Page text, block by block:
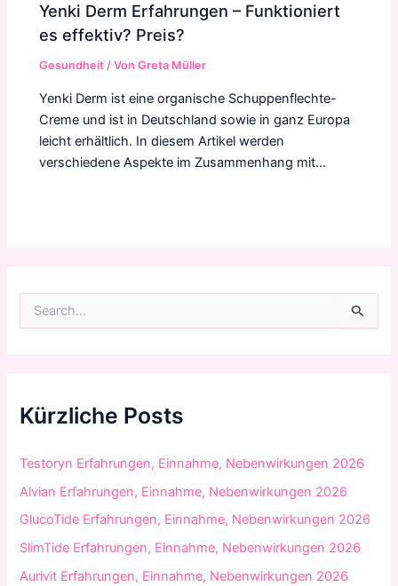
Yenki Derm Erfahrungen – Funktioniert
es effektiv? Preis?
Gesundheit / VonGreta Müller
Yenki Derm ist eine organische Schuppenflechte-
Creme und ist in Deutschland sowie in ganz Europa
leicht erhältlich. In diesem Artikel werden
verschiedene Aspekte im Zusammenhang mit…
n
a
h
Kürzliche Posts
Testoryn Erfahrungen, Einnahme, Nebenwirkungen 2026
Alvian Erfahrungen, Einnahme, Nebenwirkungen 2026
GlucoTide Erfahrungen, Einnahme, Nebenwirkungen 2026
SlimTide Erfahrungen, Einnahme, Nebenwirkungen 2026
Aurivit Erfahrungen, Einnahme, Nebenwirkungen 2026